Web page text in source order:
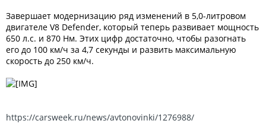
Завершает модернизацию ряд изменений в 5,0-литровом
двигателе V8 Defender, который теперь развивает мощность
650 л.с. и 870 Нм. Этих цифр достаточно, чтобы разогнать
его до 100 км/ч за 4,7 секунды и развить максимальную
скорость до 250 км/ч.
https://carsweek.ru/news/avtonovinki/1276988/